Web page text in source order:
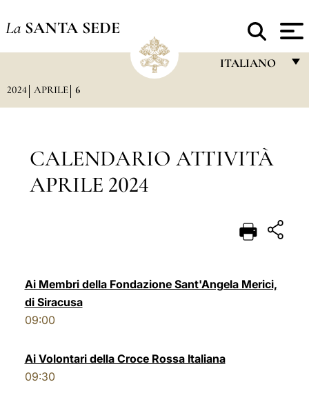
La SANTA SEDE
ITALIANO
DEUTSCH
العربيّة
2024 APRILE 6
CALENDARIO ATTIVITÀ
APRILE 2024
Ai Membri della Fondazione Sant'Angela Merici,
di Siracusa
09:00
Ai Volontari della Croce Rossa Italiana
09:30